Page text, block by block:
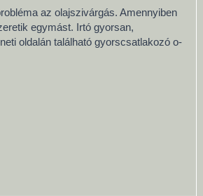
az olajszivárgás. Amennyiben
egymást. Irtó gyorsan,
oldalán található gyorscsatlakozó o-